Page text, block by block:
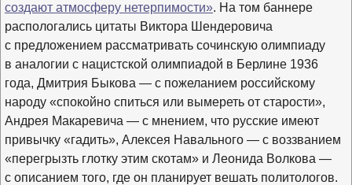
создают атмосферу нетерпимости». На том баннере
распологались цитаты Виктора Шендеровича
с предложением рассматривать сочинскую олимпиаду
в аналогии с нацистской олимпиадой в Берлине 1936
года, Дмитрия Быкова — с пожеланием российскому
народу «спокойно спиться или вымереть от старости»,
Андрея Макаревича — с мнением, что русские имеют
привычку «гадить», Алексея Навального — с воззванием
«перегрызть глотку этим скотам» и Леонида Волкова —
с описанием того, где он планирует вешать политологов.